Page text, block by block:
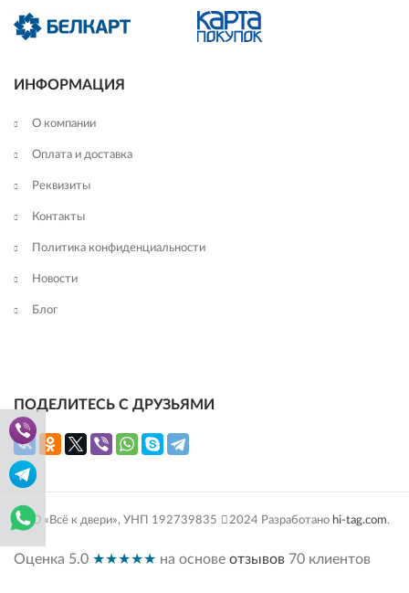
ИНФОРМАЦИЯ
О компании
Оплата и доставка
Реквизиты
Контакты
Политика конфиденциальности
Новости
Блог
ПОДЕЛИТЕСЬ С ДРУЗЬЯМИ
ООО «Всё к двери», УНП 192739835 2024 Разработано hi-tag.com.
Оценка 5.0 ★★★★★ на основе отзывов 70 клиентов